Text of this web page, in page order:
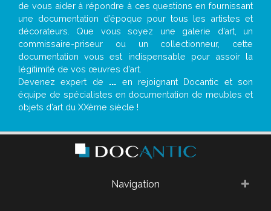
de vous aider à répondre à ces questions en fournissant
une documentation d’époque pour tous les artistes et
décorateurs. Que vous soyez une galerie d’art, un
commissaire-priseur ou un collectionneur, cette
documentation vous est indispensable pour assoir la
légitimité de vos œuvres d’art.
Devenez expert de ... en rejoignant Docantic et son
équipe de spécialistes en documentation de meubles et
objets d’art du XXème siècle !
Navigation